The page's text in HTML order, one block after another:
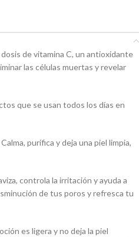
de vitamina C, un antioxidante
las células muertas y revelar
que se usan todos los días en
Calma, purifica y deja una piel limpia,
controla la irritación y ayuda a
de tus poros y refresca tu
es ligera y no deja la piel